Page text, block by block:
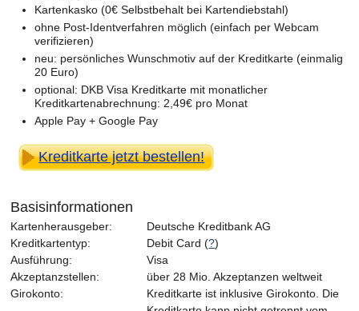
Kartenkasko (0€ Selbstbehalt bei Kartendiebstahl)
ohne Post-Identverfahren möglich (einfach per Webcam
verifizieren)
neu: persönliches Wunschmotiv auf der Kreditkarte (einmalig
20 Euro)
optional: DKB Visa Kreditkarte mit monatlicher
Kreditkartenabrechnung: 2,49€ pro Monat
Apple Pay + Google Pay
Kreditkarte jetzt bestellen!
Basisinformationen
Kartenherausgeber:
Deutsche Kreditbank AG
Kreditkartentyp:
Debit Card (?)
Ausführung:
Visa
Akzeptanzstellen:
über 28 Mio. Akzeptanzen weltweit
Girokonto:
Kreditkarte ist inklusive Girokonto. Die